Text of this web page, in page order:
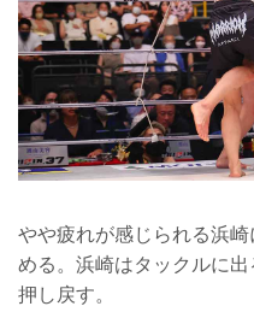
やや疲れが感じられる浜
める。浜崎はタックルに
押し戻す。